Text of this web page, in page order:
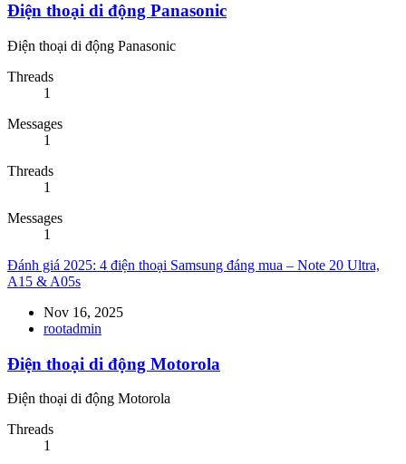
Điện thoại di động Panasonic
Điện thoại di động Panasonic
Threads
1
Messages
1
Threads
1
Messages
1
Đánh giá 2025: 4 điện thoại Samsung đáng mua – Note 20 Ultra,
A15 & A05s
Nov 16, 2025
rootadmin
Điện thoại di động Motorola
Điện thoại di động Motorola
Threads
1